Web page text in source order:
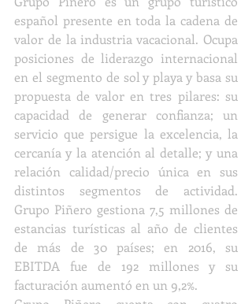
español presente en toda la cadena de
valor de la industria vacacional. Ocupa
posiciones de liderazgo internacional
en el segmento de sol y playa y basa su
propuesta de valor en tres pilares: su
capacidad de generar confianza; un
servicio que persigue la excelencia, la
cercanía y la atención al detalle; y una
relación calidad/precio única en sus
distintos segmentos de actividad.
Grupo Piñero gestiona 7,5 millones de
estancias turísticas al año de clientes
de más de 30 países; en 2016, su
EBITDA fue de 192 millones y su
facturación aumentó en un 9,2%.